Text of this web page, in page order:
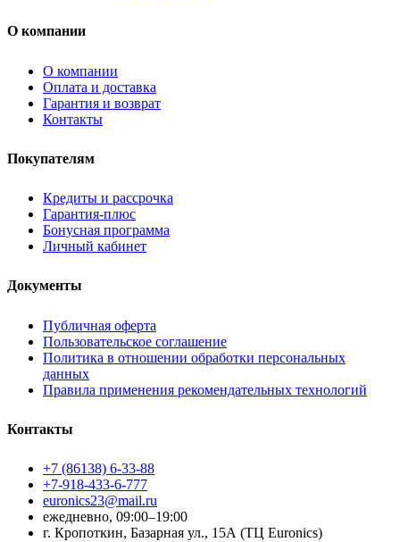
О компании
О компании
Оплата и доставка
Гарантия и возврат
Контакты
Покупателям
Кредиты и рассрочка
Гарантия-плюс
Бонусная программа
Личный кабинет
Документы
Публичная оферта
Пользовательское соглашение
Политика в отношении обработки персональных
данных
Правила применения рекомендательных технологий
Контакты
+7 (86138) 6-33-88
+7-918-433-6-777
euronics23@mail.ru
ежедневно, 09:00–19:00
г. Кропоткин, Базарная ул., 15А (ТЦ Euronics)